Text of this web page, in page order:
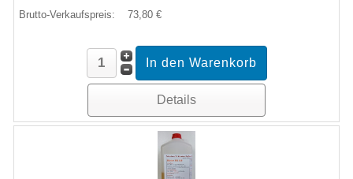
Brutto-Verkaufspreis: 73,80 €
Details